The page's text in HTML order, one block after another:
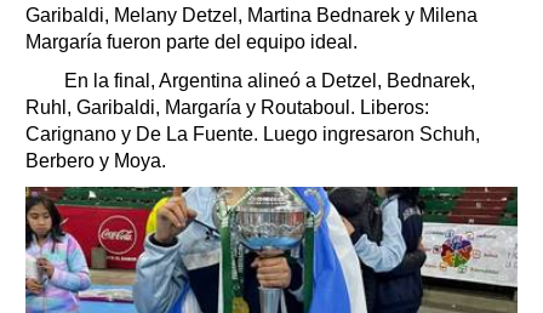
Garibaldi, Melany Detzel, Martina Bednarek y Milena
Margaría fueron parte del equipo ideal.
En la final, Argentina alineó a Detzel, Bednarek,
Ruhl, Garibaldi, Margaría y Routaboul. Liberos:
Carignano y De La Fuente. Luego ingresaron Schuh,
Berbero y Moya.